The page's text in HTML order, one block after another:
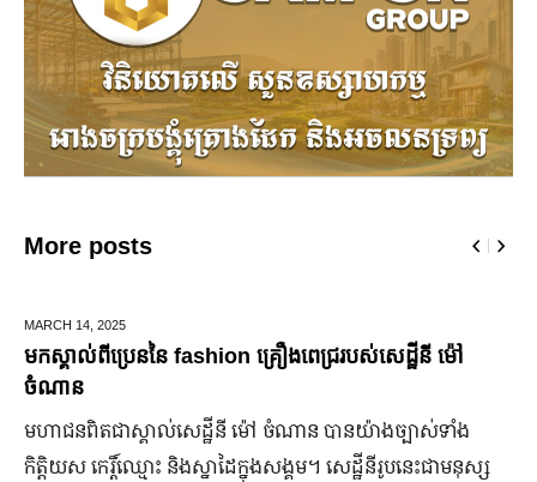
More posts
ពេជ្ររបស់សេដ្ឋីនី ម៉ៅ
ន បាន​យ៉ាង​ច្បាស់​ទាំង​
ម។ សេដ្ឋី​នី​រូប​នេះ​ជា​មនុស្ស​
ឆ្លងឆ្នាំសកល អាជ្ញាធររាជធានីភ្នំព
ដើម្បីជំរុញ និងលើកកម្ពស់វិស័យទេស
កាន់តែរស់រវើក ស្របពេលដែលពិភ